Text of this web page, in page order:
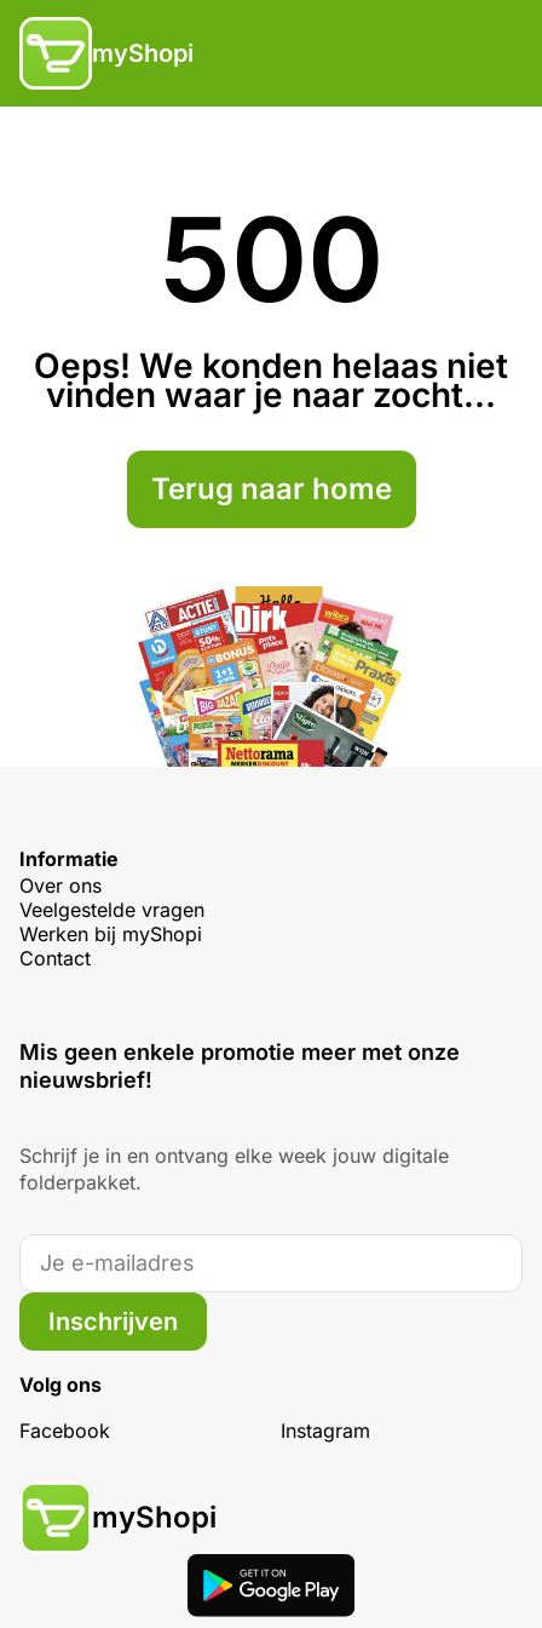
myShopi
500
Oeps! We konden helaas niet
vinden waar je naar zocht...
Terug naar home
Informatie
Over ons
Veelgestelde vragen
Werken bij myShopi
Contact
Mis geen enkele promotie meer met onze
nieuwsbrief!
Schrijf je in en ontvang elke week jouw digitale
folderpakket.
Inschrijven
Volg ons
Facebook
Instagram
myShopi